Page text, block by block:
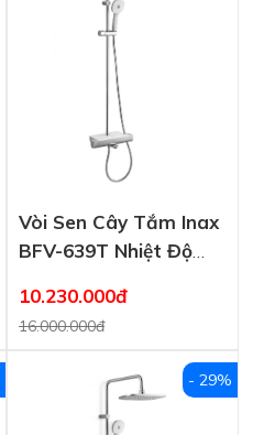
Vòi Sen Cây Tắm Inax
BFV-639T Nhiệt Độ
10.230.000đ
16.000.000đ
- 29%